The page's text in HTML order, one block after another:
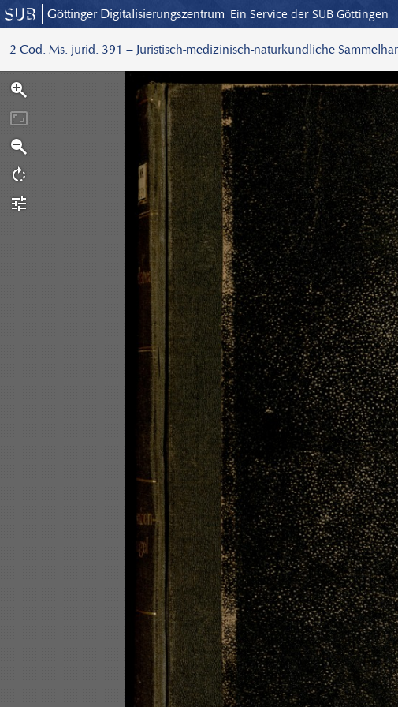
Göttinger Digitalisierungszentrum Ein Service der SUB Göttingen
2 Cod. Ms. jurid. 391 – Juristisch-medizinisch-naturkundliche